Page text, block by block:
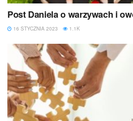
Post Daniela o warzywach i
16 STYCZNIA 2023 1.1K